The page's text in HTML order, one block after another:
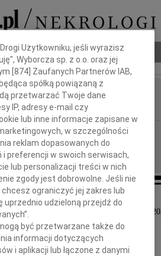
pogrzebowy
Grzybowski
żalem zawiadamiamy, że dnia 26 marca
przeżywszy 91 lat, odszedł od nas
Najukochańszy Mąż, Ojciec, Teść, Brat,
Dziadek, Pradziadek i Wujek
Użytkowniku, jeśli wyrazisz
Wyborcza sp. z o.o. oraz jej
[874 ] Zaufanych Partnerów IAB,
spółką powiązaną z
przetwarzać Twoje dane
IP, adresy e-mail czy
lub inne informacje zapisane w
w szczególności
reklam dopasowanych do
i preferencji w swoich serwisach,
lub personalizacji treści w nich
zgody jest dobrowolne. Jeśli nie
ograniczyć jej zakres lub
udzieloną przejdź do
być przetwarzane także do
informacji dotyczących
i aplikacji lub łączone z danymi